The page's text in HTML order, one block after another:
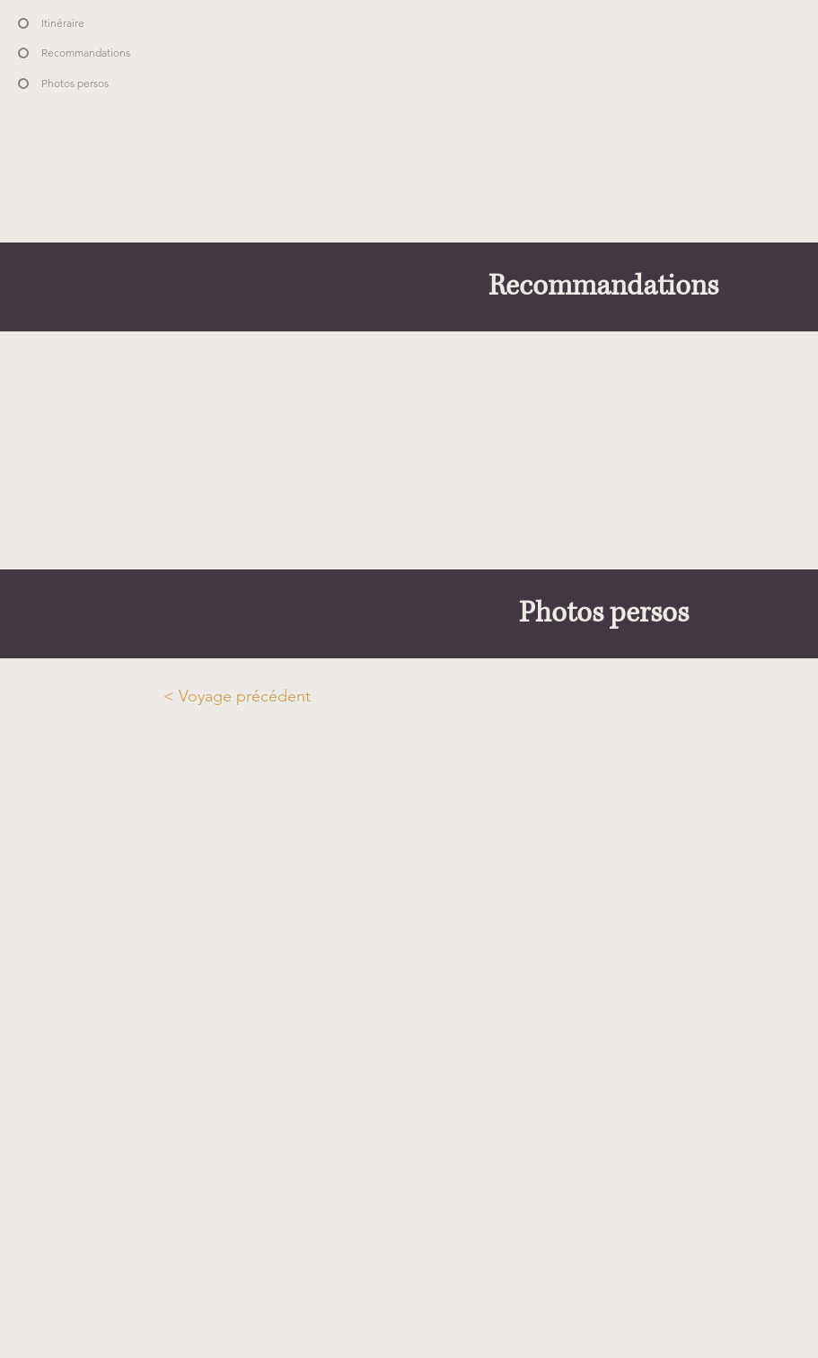
Itinéraire
Recommandations
Photos persos
Recommandations
Photos persos
< Voyage précédent